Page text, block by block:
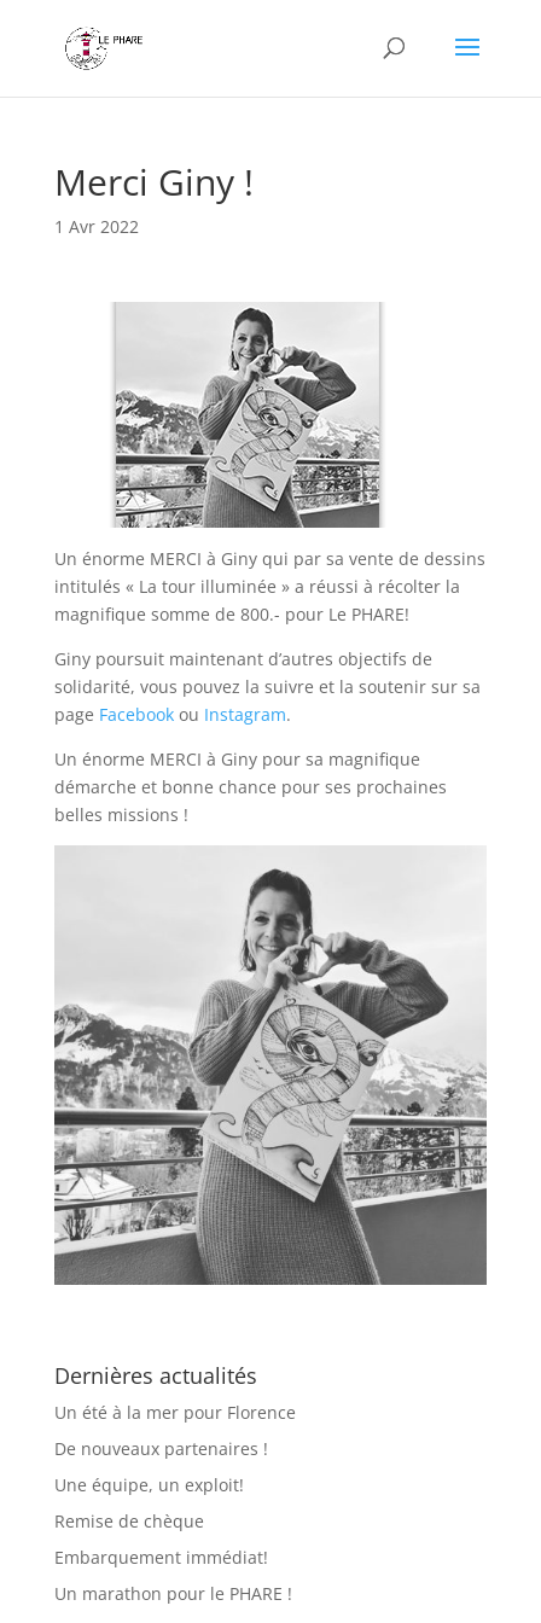
Merci Giny !
1 Avr 2022
Un énorme MERCI à Giny qui par sa vente de dessins
intitulés « La tour illuminée » a réussi à récolter la
magnifique somme de 800.- pour Le PHARE!
Giny poursuit maintenant d’autres objectifs de
solidarité, vous pouvez la suivre et la soutenir sur sa
page Facebook ou Instagram.
Un énorme MERCI à Giny pour sa magnifique
démarche et bonne chance pour ses prochaines
belles missions !
Dernières actualités
Un été à la mer pour Florence
De nouveaux partenaires !
Une équipe, un exploit!
Remise de chèque
Embarquement immédiat!
Un marathon pour le PHARE !